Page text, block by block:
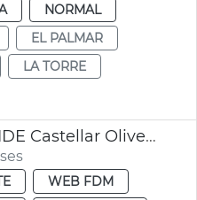
NORMAL
EL PALMAR
LA TORRE
Adjudicación obras IDE Castellar Oliveral. València
WEB FDM